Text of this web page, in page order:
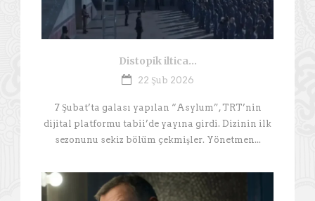
Distopik iltica…
22 Şub 2026
7 Şubat’ta galası yapılan “Asylum”, TRT’nin
dijital platformu tabii’de yayına girdi. Dizinin ilk
sezonunu sekiz bölüm çekmişler. Yönetmen...